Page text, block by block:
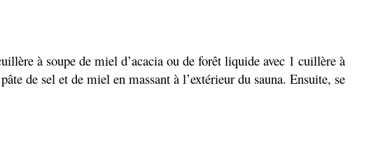
à soupe de miel d’acacia ou de forêt liquide avec 1 cuillère à
de sel et de miel en massant à l’extérieur du sauna. Ensuite, se